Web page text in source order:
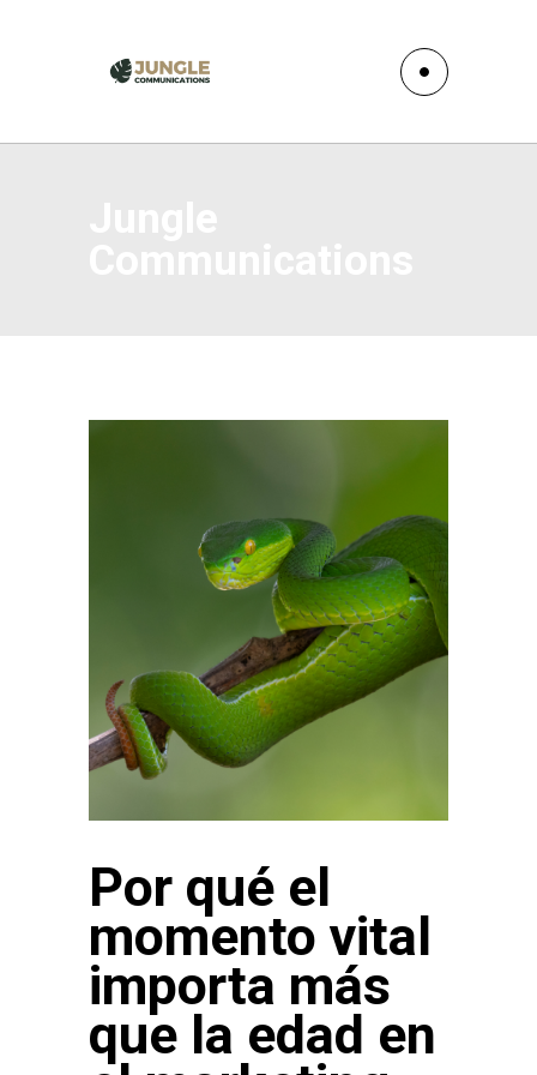
Por qué el
momento vital
importa más
que la edad en